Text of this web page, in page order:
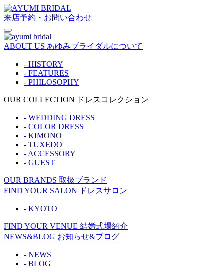
来店予約・お問い合わせ
ABOUT US あゆみブライダルについて
- HISTORY
- FEATURES
- PHILOSOPHY
OUR COLLECTION ドレスコレクション
- WEDDING DRESS
- COLOR DRESS
- KIMONO
- TUXEDO
- ACCESSORY
- GUEST
OUR BRANDS 取扱ブランド
FIND YOUR SALON ドレスサロン
- KYOTO
FIND YOUR VENUE 結婚式場紹介
NEWS&BLOG お知らせ&ブログ
- NEWS
- BLOG